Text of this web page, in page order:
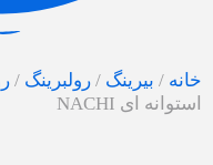
خانه / بیرینگ / رولبرینگ /
استوانه ای NACHI